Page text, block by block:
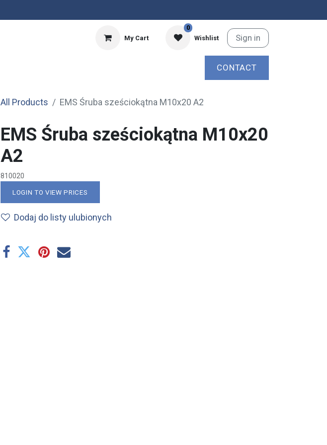
My Cart
0
Wishlist
Sign in
CONTACT
All Products EMS Śruba sześciokątna M10x20 A2
EMS Śruba sześciokątna M10x20
A2
810020
LOGIN TO VIEW PRICES
Dodaj do listy ulubionych